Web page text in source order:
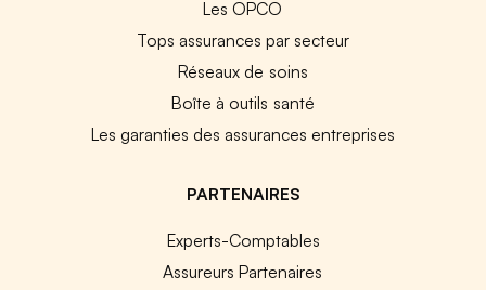
Les OPCO
Tops assurances par secteur
Réseaux de soins
Boîte à outils santé
Les garanties des assurances entreprises
PARTENAIRES
Experts-Comptables
Assureurs Partenaires